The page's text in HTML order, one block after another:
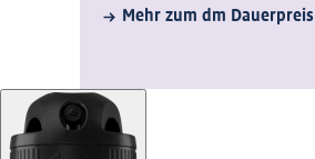
Mehr zum dm Dauerpreis